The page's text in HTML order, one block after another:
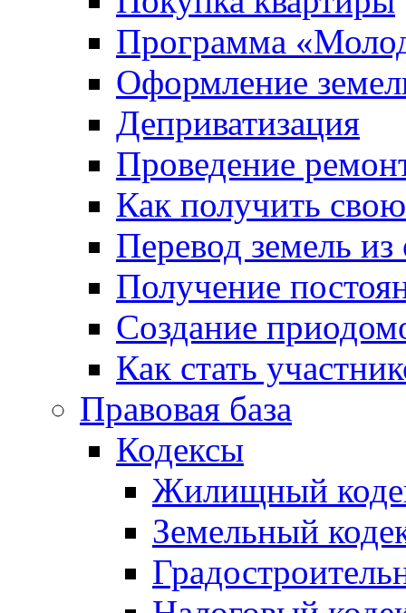
Программа
Оформление
Деприватизация
Проведение
Как получить
Перевод земель
Получение
Создание
Как стать
Правовая база
Кодексы
Жилищный
Земельный